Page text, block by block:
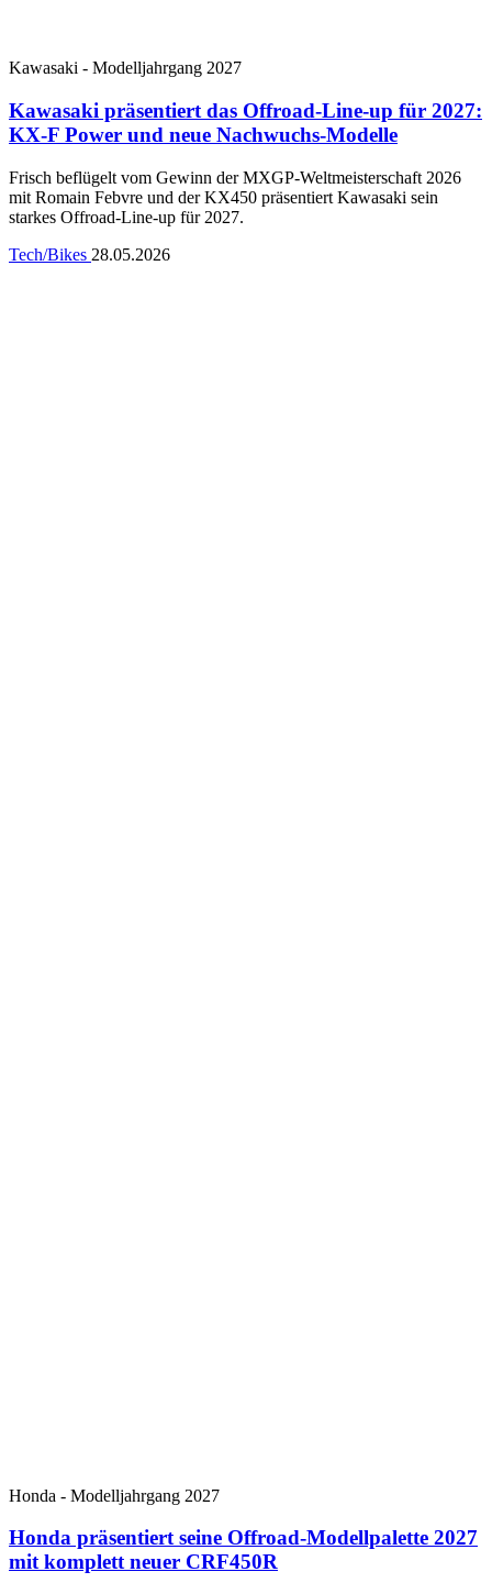
Kawasaki - Modelljahrgang 2027
Kawasaki präsentiert das Offroad-Line-up für 2027:
KX-F Power und neue Nachwuchs-Modelle
Frisch beflügelt vom Gewinn der MXGP-Weltmeisterschaft 2026
mit Romain Febvre und der KX450 präsentiert Kawasaki sein
starkes Offroad-Line-up für 2027.
Tech/Bikes 28.05.2026
Honda - Modelljahrgang 2027
Honda präsentiert seine Offroad-Modellpalette 2027
mit komplett neuer CRF450R